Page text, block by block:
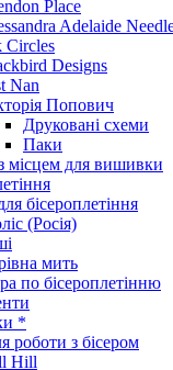
Place
Adelaide
Circles
Designs
Nan
Попович
Друковані схеми
Паки
місцем для вишивки
бісероплетіння
(Росія)
мить
по бісероплетінню
*
роботи з бісером
Hill